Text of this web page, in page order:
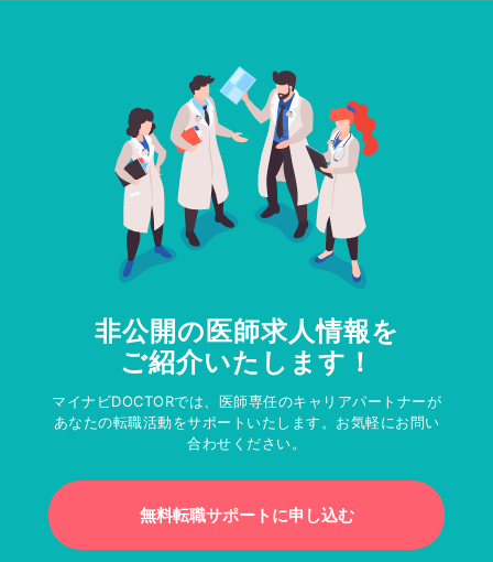
非公開の医師求人情報を
ご紹介いたします！
マイナビDOCTORでは、医師専任のキャリアパートナーが
あなたの転職活動をサポートいたします。お気軽にお問い
合わせください。
無料転職サポートに申し込む